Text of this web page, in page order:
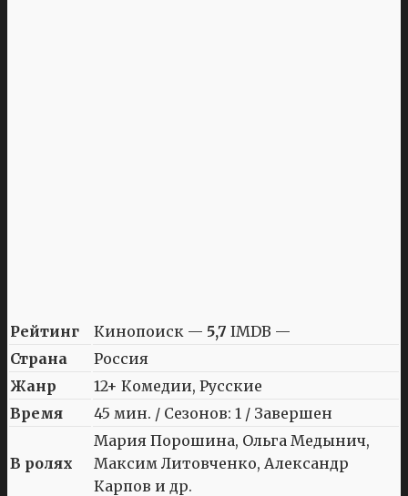
Рейтинг Кинопоиск — 5,7 IMDB —
Страна
Россия
Жанр
12+ Комедии, Русские
Время
45 мин. / Сезонов: 1 / Завершен
В ролях
Мария Порошина, Ольга Медынич,
Максим Литовченко, Александр
Карпов и др.